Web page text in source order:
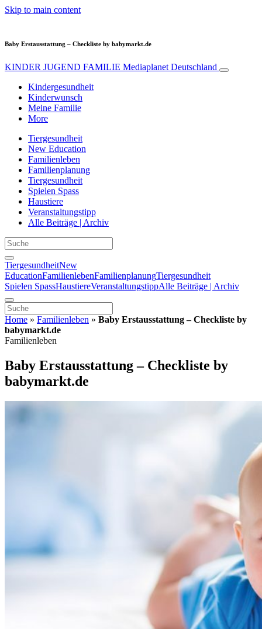
Skip to main content
Baby Erstausstattung – Checkliste by babymarkt.de
KINDER JUGEND FAMILIE Mediaplanet Deutschland
Kindergesundheit
Kinderwunsch
Meine Familie
More
Tiergesundheit
New Education
Familienleben
Familienplanung
Tiergesundheit
Spielen Spass
Haustiere
Veranstaltungstipp
Alle Beiträge | Archiv
TiergesundheitNew
EducationFamilienlebenFamilienplanungTiergesundheit
Spielen SpassHaustiereVeranstaltungstippAlle Beiträge | Archiv
Home » Familienleben » Baby Erstausstattung – Checkliste by
babymarkt.de
Familienleben
Baby Erstausstattung – Checkliste by
babymarkt.de